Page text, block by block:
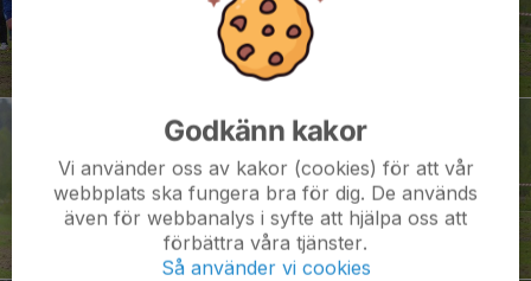
Godkänn kakor
Vi använder oss av kakor (cookies) för att vår
webbplats ska fungera bra för dig. De används
även för webbanalys i syfte att hjälpa oss att
förbättra våra tjänster.
Så använder vi cookies